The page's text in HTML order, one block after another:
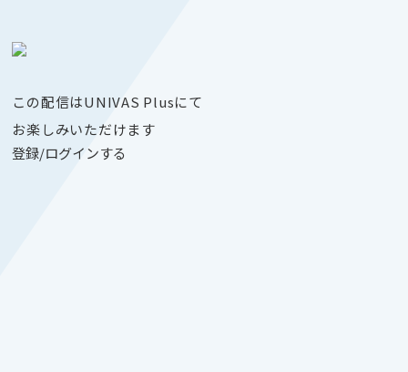
この配信はUNIVAS Plusにて
お楽しみいただけます
登録/ログインする